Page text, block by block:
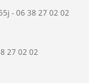
- 06 38 27 02 02
27 02 02